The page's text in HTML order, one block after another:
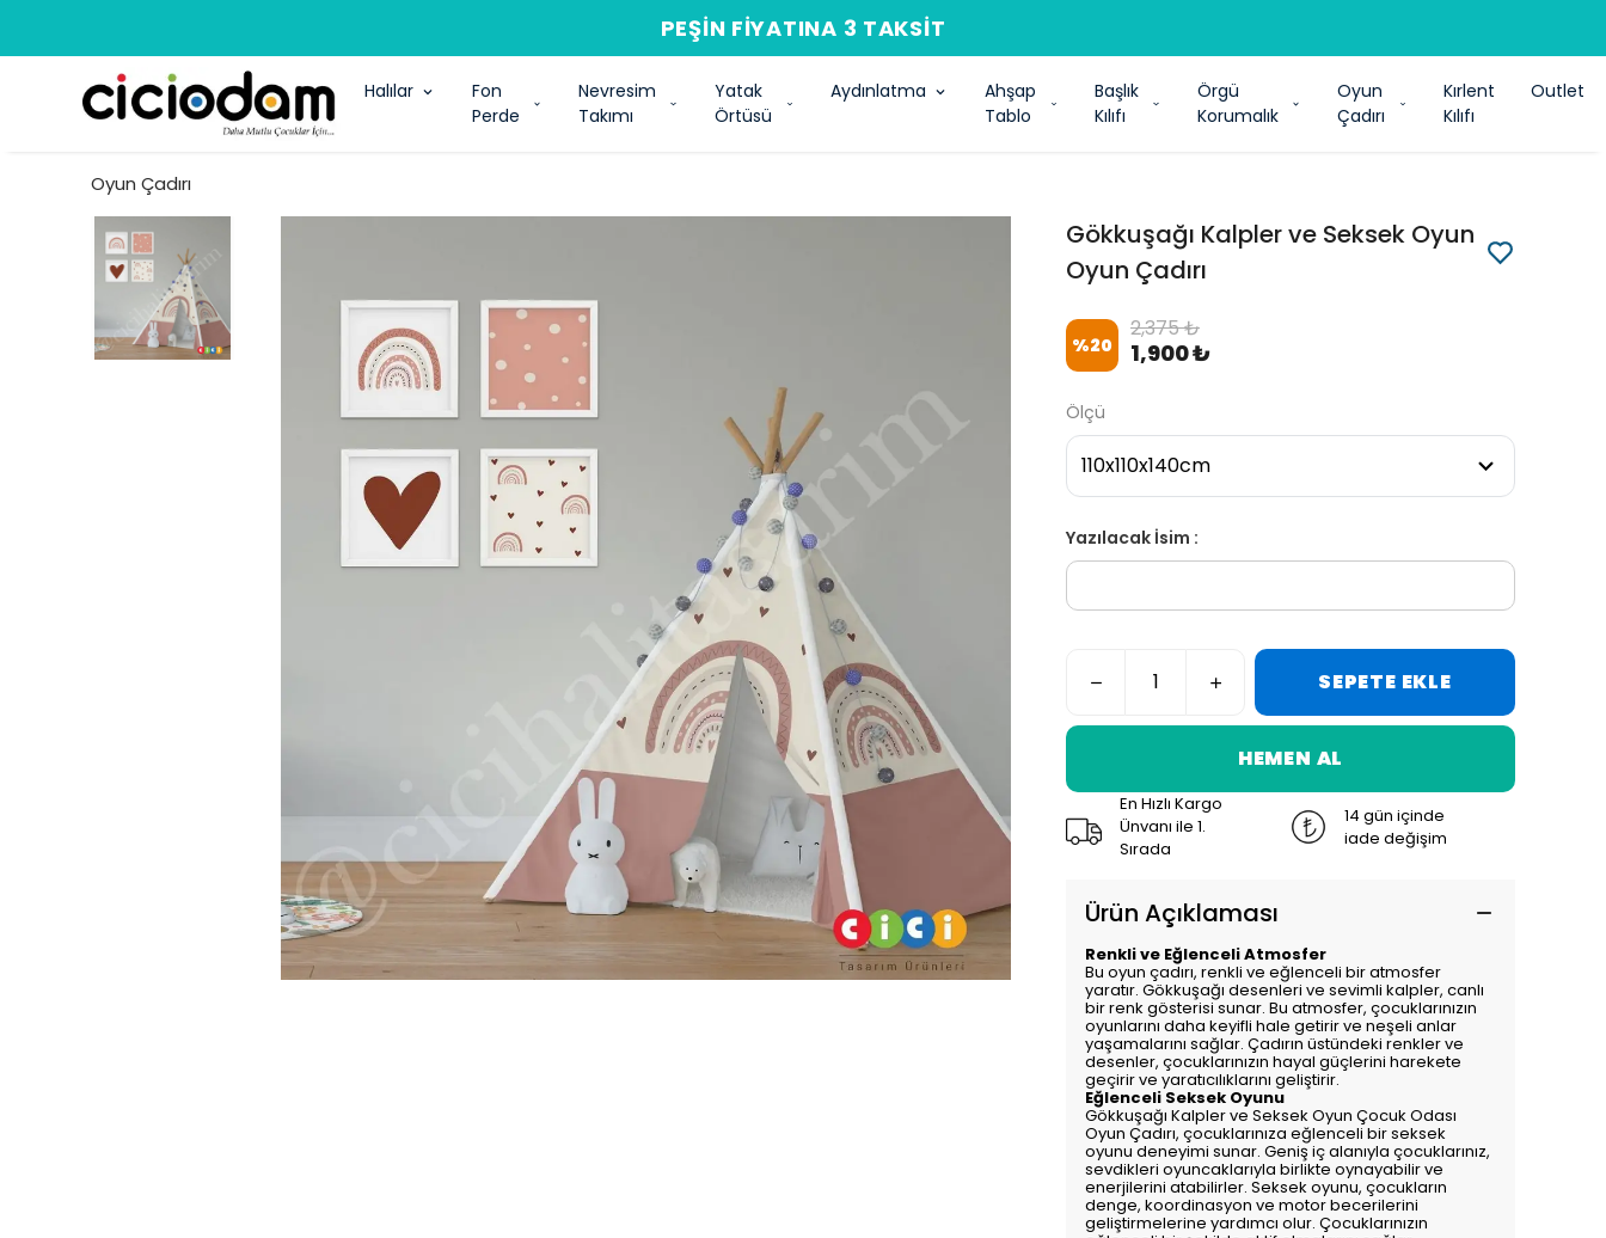
PEŞIN FIYATINA 3 TAKSIT
Halılar
Fon
Perde
Nevresim
Takımı
Yatak
Örtüsü
Aydınlatma
Ahşap
Tablo
Başlık
Kılıfı
Örgü
Korumalık
Oyun
Çadırı
Kırlent
Kılıfı
Outlet
Oyun Çadırı
Gökkuşağı Kalpler ve Seksek Oyun
Oyun Çadırı
%20
2,375 ₺
1,900 ₺
Ölçü
Yazılacak İsim :
SEPETE EKLE
HEMEN AL
En Hızlı Kargo
Ünvanı ile 1.
Sırada
14 gün içinde
iade değişim
Ürün Açıklaması
Renkli ve Eğlenceli Atmosfer
Bu oyun çadırı, renkli ve eğlenceli bir atmosfer
yaratır. Gökkuşağı desenleri ve sevimli kalpler, canlı
bir renk gösterisi sunar. Bu atmosfer, çocuklarınızın
oyunlarını daha keyifli hale getirir ve neşeli anlar
yaşamalarını sağlar. Çadırın üstündeki renkler ve
desenler, çocuklarınızın hayal güçlerini harekete
geçirir ve yaratıcılıklarını geliştirir.
Eğlenceli Seksek Oyunu
Gökkuşağı Kalpler ve Seksek Oyun Çocuk Odası
Oyun Çadırı, çocuklarınıza eğlenceli bir seksek
oyunu deneyimi sunar. Geniş iç alanıyla çocuklarınız,
sevdikleri oyuncaklarıyla birlikte oynayabilir ve
enerjilerini atabilirler. Seksek oyunu, çocukların
denge, koordinasyon ve motor becerilerini
geliştirmelerine yardımcı olur. Çocuklarınızın